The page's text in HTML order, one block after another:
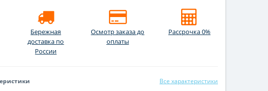
Бережная
доставка по
России
Осмотр заказа до
оплаты
Рассрочка 0%
Все характеристики